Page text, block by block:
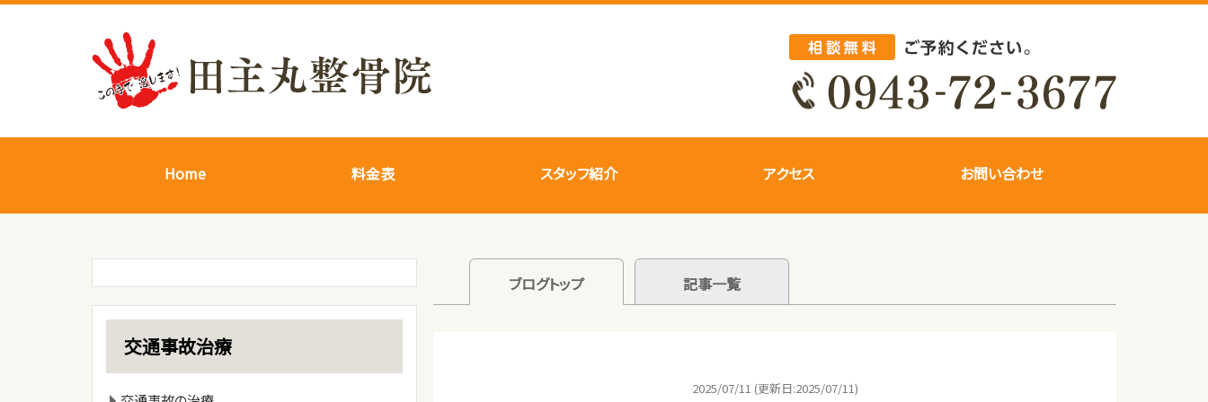
Home 料金表 スタッフ紹介 アクセス お問い合わせ
ブログトップ 記事一覧
2025/07/11 (更新日:2025/07/11)
交通事故治療